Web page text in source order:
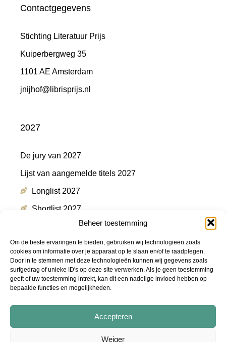
Beheer toestemming
Om de beste ervaringen te bieden, gebruiken wij technologieën zoals
cookies om informatie over je apparaat op te slaan en/of te raadplegen.
Door in te stemmen met deze technologieën kunnen wij gegevens zoals
surfgedrag of unieke ID's op deze site verwerken. Als je geen toestemming
geeft of uw toestemming intrekt, kan dit een nadelige invloed hebben op
bepaalde functies en mogelijkheden.
Accepteren
Weiger
Contactgegevens
Stichting Literatuur Prijs
Kuiperbergweg 35
1101 AE Amsterdam
jnijhof@librisprijs.nl
2027
De jury van 2027
Lijst van aangemelde titels 2027
Longlist 2027
Shortlist 2027
Winnaar 2027
Meer informatie
Persmap
Podcast "De Shortlist"